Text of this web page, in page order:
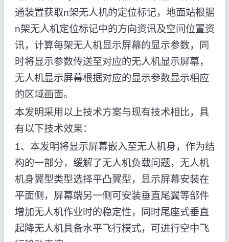
通装置获取n架无人机的定位标记，地面站根据
n架无人机定位标记中的方向资讯及空间位置资
讯，计算每架无人机显示屏幕的显示参数，同
时将显示参数传送至对应的无人机显示屏幕，
无人机显示屏幕根据对应的显示参数显示相应
的区域画面。
本发明采用以上技术方案与现有技术相比，具
有以下技术效果：
1、本发明将显示屏幕嵌入至无人机身，作为结
构的一部分，缓解了无人机负载问题，无人机
机身翼型类型选择平凸翼型，显示屏幕安装在
平面侧，屏幕端另一侧可安装垂直尾翼等部件
增加无人机作业时的稳定性，同时尾座式垂直
起降无人机具备水平飞行模式，可进行空中飞